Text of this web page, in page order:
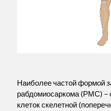
Наиболее частой формой
рабдомиосаркома (РМС) –
клеток скелетной